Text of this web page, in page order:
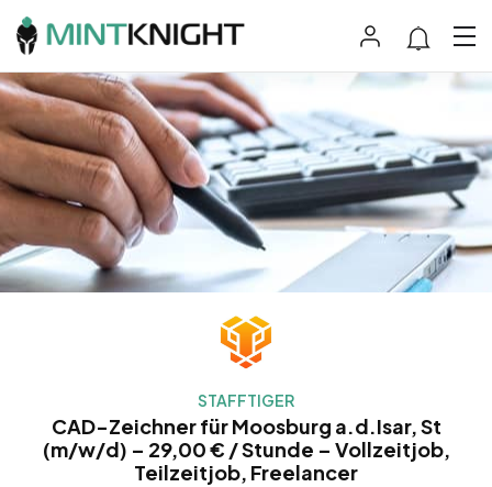
STAFFTIGER
CAD-Zeichner für Moosburg a.d.Isar, St
(m/w/d) – 29,00 € / Stunde – Vollzeitjob,
Teilzeitjob, Freelancer